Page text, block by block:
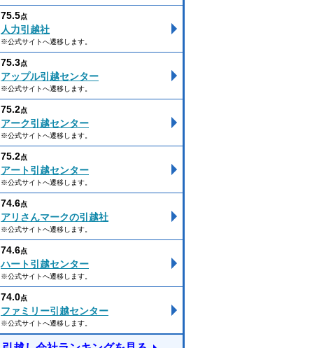
75.5点
人力引越社
※公式サイトへ遷移します。
75.3点
アップル引越センター
※公式サイトへ遷移します。
75.2点
アーク引越センター
※公式サイトへ遷移します。
75.2点
アート引越センター
※公式サイトへ遷移します。
74.6点
アリさんマークの引越社
※公式サイトへ遷移します。
74.6点
ハート引越センター
※公式サイトへ遷移します。
74.0点
ファミリー引越センター
※公式サイトへ遷移します。